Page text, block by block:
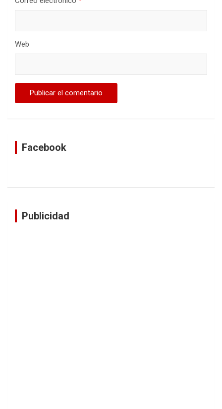
Web
Facebook
Publicidad